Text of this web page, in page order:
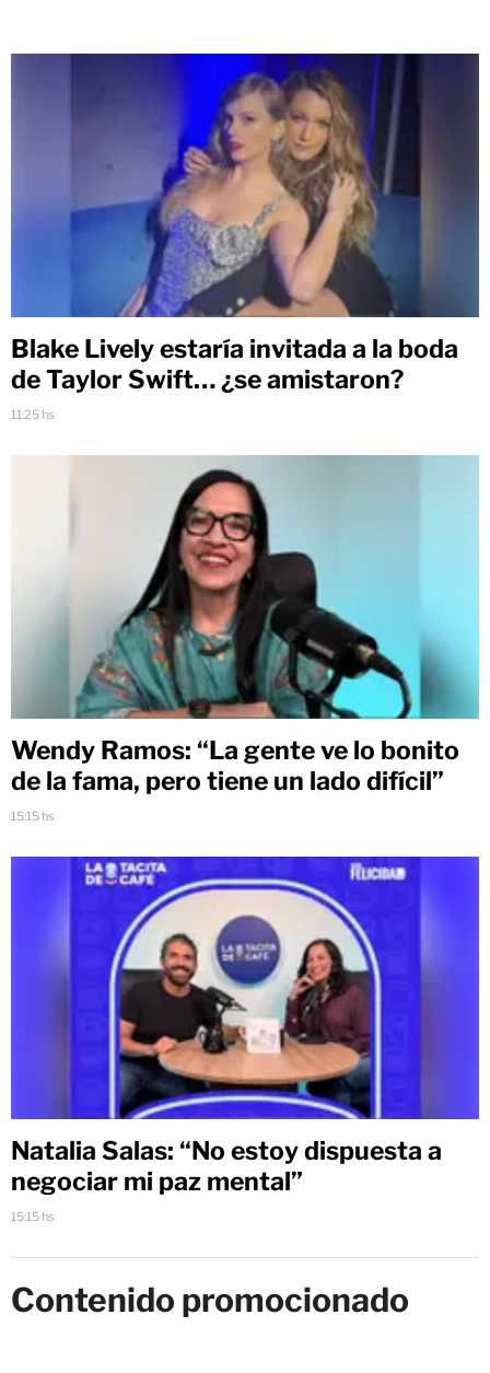
Blake Lively estaría invitada a la boda
de Taylor Swift… ¿se amistaron?
11:25 hs
Wendy Ramos: “La gente ve lo bonito
de la fama, pero tiene un lado difícil”
15:15 hs
Natalia Salas: “No estoy dispuesta a
negociar mi paz mental”
15:15 hs
Contenido promocionado